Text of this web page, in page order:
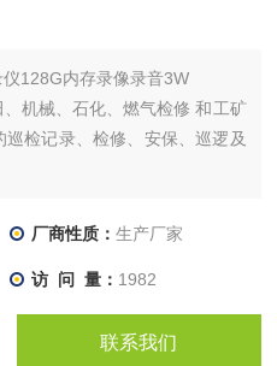
128G内存录像录音3W
机械、石化、燃气检修 和工矿
检记录、检修、安保、巡逻及
厂商性质： 生产厂家
访 问 量： 1982
联系我们